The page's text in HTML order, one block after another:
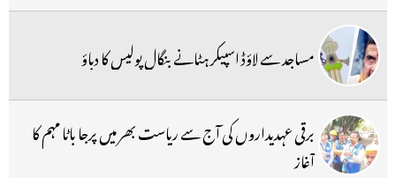
مساجد سے لاؤڈ اسپیکر ہٹانے بنگال پولیس کا دباؤ
برقی عہدیداروں کی آج سے ریاست بھر میں پرجا باٹا مہم کا
آغاز